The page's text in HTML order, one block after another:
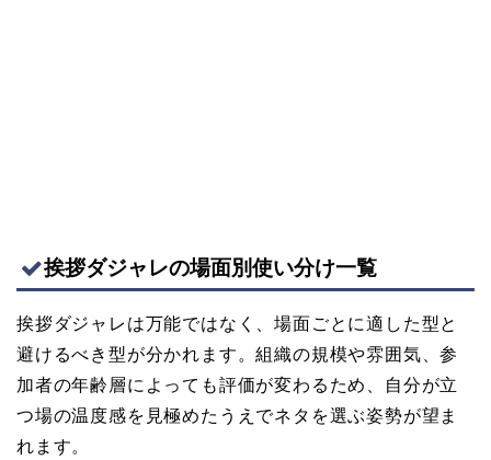
挨拶ダジャレの場面別使い分け一覧
挨拶ダジャレは万能ではなく、場面ごとに適した型と
避けるべき型が分かれます。組織の規模や雰囲気、参
加者の年齢層によっても評価が変わるため、自分が立
つ場の温度感を見極めたうえでネタを選ぶ姿勢が望ま
れます。